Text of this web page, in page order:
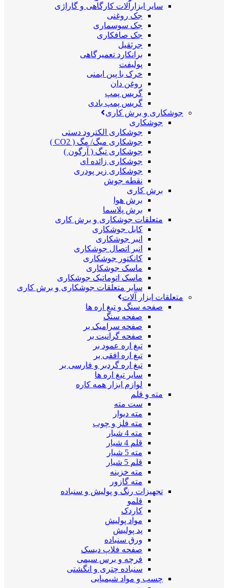
سایر ابزارآلات کارگاهی و گاراژی
جک روغنی
جک سوسماری
جک صافکاری
جرثقیل
برانکارد تعمیرگاهی
پولیفت
خرک با پین ایمنی
روغن دان
گریس پمپ
گریس پمپ بادی
جوشکاری و برش کاری
جوشکاری
جوشکاری الکترود دستی
جوشکاری میگ/ مگ ( CO2 )
جوشکاری تیگ ( آرگون )
جوشکاری زائده ای
جوشکاری زیر پودری
نقطه جوش
برش کاری
برش هوا
برش پلاسما
متعلقات جوشکاری و برش کاری
کابل جوشکاری
انبر جوشکاری
انبر اتصال جوشکاری
کانکتور جوشکاری
ماسک جوشکاری
ماسک اتوماتیک جوشکاری
سایر متعلقات جوشکاری و برش کاری
متعلقات ابزار آلات
صفحه سنگ و تیغ اره ها
صفحه سنگ
صفحه سرامیک بر
صفحه گرانیت بر
تیغ اره عمود بر
تیغ اره افقی بر
تیغ اره گردبر و فارسی بر
سایر تیغ اره ها
لوازم ابزار همه کاره
مته و قلم
ست مته
مته دیوار
مته فلز و چوب
مته 4 شیار
قلم 4 شیار
مته 5 شیار
قلم 5 شیار
مته خزینه
مته گازور
تجهیزات رنگ و پولیش و سنباده
قلمو
کاردک
مواد پولیش
پد پولیش
ورق سنباده
صفحه فلاپ دیسک
فرچه و برس سیمی
سنباده چتری و انگشتی
چسب و مواد شیمیایی